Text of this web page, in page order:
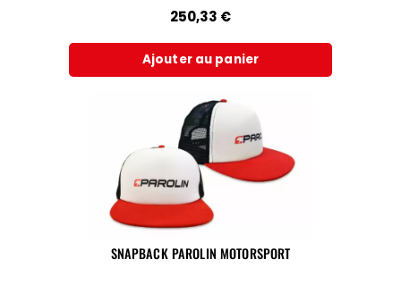
250,33 €
Ajouter au panier
SNAPBACK PAROLIN MOTORSPORT